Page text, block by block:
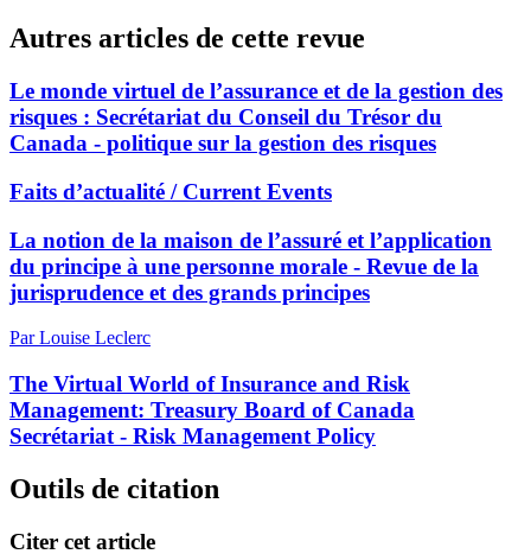
Autres articles de cette revue
Le monde virtuel de l’assurance et de la gestion des
risques : Secrétariat du Conseil du Trésor du
Canada - politique sur la gestion des risques
Faits d’actualité / Current Events
La notion de la maison de l’assuré et l’application
du principe à une personne morale - Revue de la
jurisprudence et des grands principes
Par Louise Leclerc
The Virtual World of Insurance and Risk
Management: Treasury Board of Canada
Secrétariat - Risk Management Policy
Outils de citation
Citer cet article